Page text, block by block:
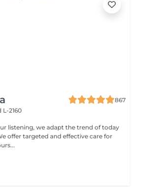
867
L-2160
listening, we adapt the trend of today
offer targeted and effective care for